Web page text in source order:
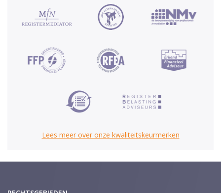
Lees meer over onze kwaliteitskeurmerken